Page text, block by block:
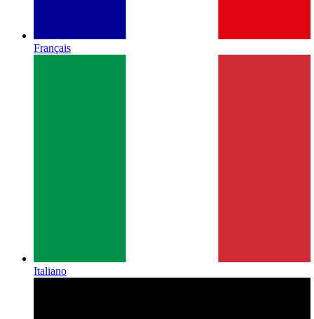
Français
Italiano